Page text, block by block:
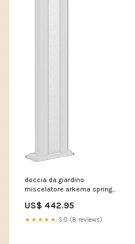
doccia da giardino
miscelatore arkema spring
VE1619ADEL016-CR
US$ 442.95
★★★★★ 5.0 (8 reviews)